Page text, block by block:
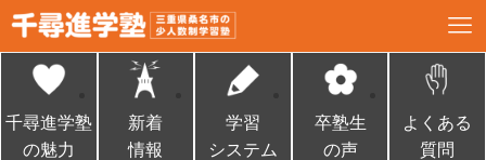
千尋進学塾
の魅力
新着
情報
学習
システム
卒塾生
の声
よくある
質問